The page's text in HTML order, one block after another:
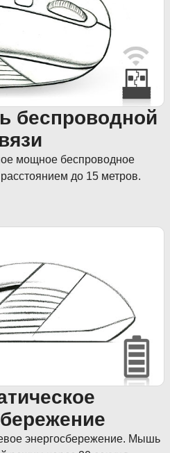
беспроводной
мощное беспроводное
до 15 метров.
энергосбережение. Мышь